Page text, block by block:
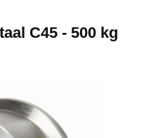
C45 - 500 kg